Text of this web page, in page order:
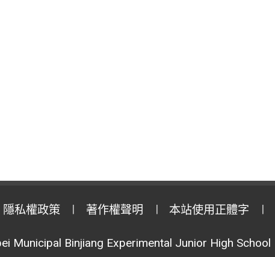
隱私權政策 著作權聲明 本站使用正體字
Municipal Binjiang Experimental Junior High School